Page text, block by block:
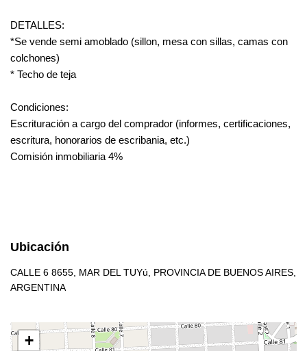
DETALLES:
*Se vende semi amoblado (sillon, mesa con sillas, camas con
colchones)
* Techo de teja
Condiciones:
Escrituración a cargo del comprador (informes, certificaciones,
escritura, honorarios de escribania, etc.)
Comisión inmobiliaria 4%
Ubicación
CALLE 6 8655, MAR DEL TUYú, PROVINCIA DE BUENOS AIRES,
ARGENTINA
+